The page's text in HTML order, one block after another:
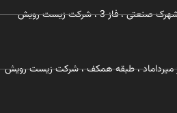
فاز 3 ، شرکت زیست رویش
میرداماد ، طبقه همکف ، شرکت زیست رویش